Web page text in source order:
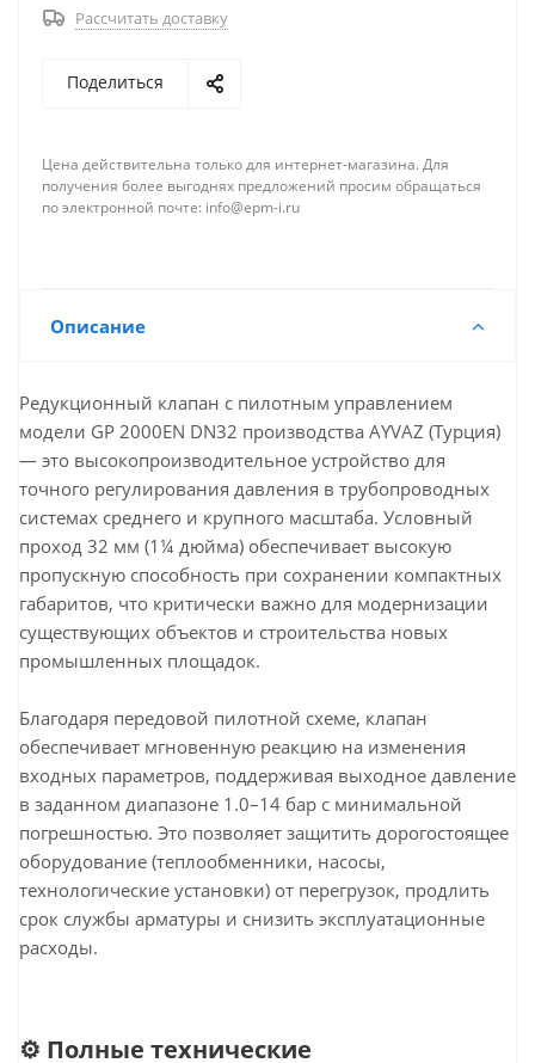
обеспечивает мгновенную реакцию на изменения
минимальной погрешностью. Это позволяет
защитить дорогостоящее оборудование
(теплообменники, насосы, технологические
характеристики:
Параметр
Значение
Модель
GP 2000EN
Бренд
AYVAZ (Турция)
DN
32 мм (1¼")
PN
25 бар
Регулировка
1.0–14 бар (плавная, с
Тип управления
Пилотное (внутренний отбор /
внешний отбор / дистанционное
— опция)
Рабочие среды
Вода, насыщенный пар (до
+220°C), сжатый воздух, азот,
аргон, инертные газы
Корпус
Высокопрочный чугун с
эпоксидным покрытием /
Рассчитать доставку
Поделиться
Цена действительна только для интернет-магазина. Для
получения более выгоднях предложений просим обращаться
по электронной почте: info@epm-i.ru
Описание
Редукционный клапан с пилотным управлением
модели GP 2000EN DN32 производства AYVAZ (Турция)
— это высокопроизводительное устройство для
точного регулирования давления в трубопроводных
системах среднего и крупного масштаба. Условный
проход 32 мм (1¼ дюйма) обеспечивает высокую
пропускную способность при сохранении компактных
габаритов, что критически важно для модернизации
существующих объектов и строительства новых
промышленных площадок.
Благодаря передовой пилотной схеме, клапан
обеспечивает мгновенную реакцию на изменения
входных параметров, поддерживая выходное давление
в заданном диапазоне 1.0–14 бар с минимальной
погрешностью. Это позволяет защитить дорогостоящее
оборудование (теплообменники, насосы,
технологические установки) от перегрузок, продлить
срок службы арматуры и снизить эксплуатационные
расходы.
⚙️ Полные технические